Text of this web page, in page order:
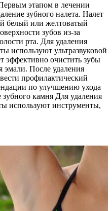
этапом в лечении
зубного налета. Налет
белый или желтоватый
зубов из-за
рта. Для удаления
используют ультразвуковой
эффективно очистить зубы
эмали. После удаления
профилактический
по улучшению ухода
камня Для удаления
используют инструменты,